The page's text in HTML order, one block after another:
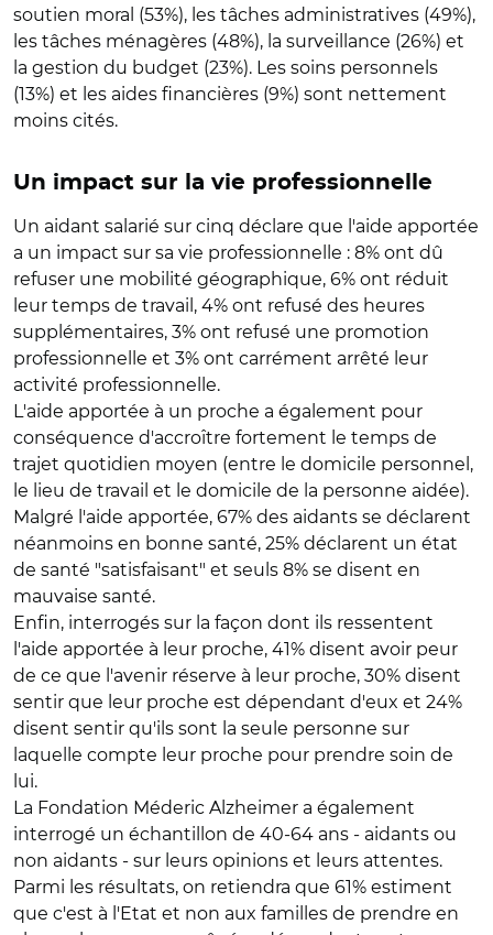
soutien moral (53%), les tâches administratives (49%),
les tâches ménagères (48%), la surveillance (26%) et
la gestion du budget (23%). Les soins personnels
(13%) et les aides financières (9%) sont nettement
moins cités.
Un impact sur la vie professionnelle
Un aidant salarié sur cinq déclare que l'aide apportée
a un impact sur sa vie professionnelle : 8% ont dû
refuser une mobilité géographique, 6% ont réduit
leur temps de travail, 4% ont refusé des heures
supplémentaires, 3% ont refusé une promotion
professionnelle et 3% ont carrément arrêté leur
activité professionnelle.
L'aide apportée à un proche a également pour
conséquence d'accroître fortement le temps de
trajet quotidien moyen (entre le domicile personnel,
le lieu de travail et le domicile de la personne aidée).
Malgré l'aide apportée, 67% des aidants se déclarent
néanmoins en bonne santé, 25% déclarent un état
de santé "satisfaisant" et seuls 8% se disent en
mauvaise santé.
Enfin, interrogés sur la façon dont ils ressentent
l'aide apportée à leur proche, 41% disent avoir peur
de ce que l'avenir réserve à leur proche, 30% disent
sentir que leur proche est dépendant d'eux et 24%
disent sentir qu'ils sont la seule personne sur
laquelle compte leur proche pour prendre soin de
lui.
La Fondation Méderic Alzheimer a également
interrogé un échantillon de 40-64 ans - aidants ou
non aidants - sur leurs opinions et leurs attentes.
Parmi les résultats, on retiendra que 61% estiment
que c'est à l'Etat et non aux familles de prendre en